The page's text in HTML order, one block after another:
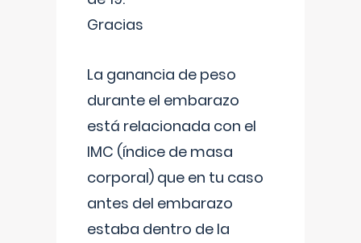
Gracias
La ganancia de peso
durante el embarazo
está relacionada con el
IMC (índice de masa
corporal) que en tu caso
antes del embarazo
estaba dentro de la